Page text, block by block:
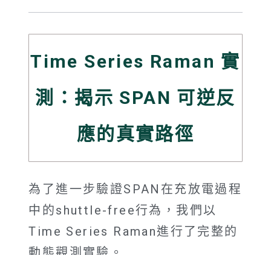
Time Series Raman 實
測：揭示 SPAN 可逆反
應的真實路徑
為了進一步驗證SPAN在充放電過程
中的shuttle-free行為，我們以
Time Series Raman進行了完整的